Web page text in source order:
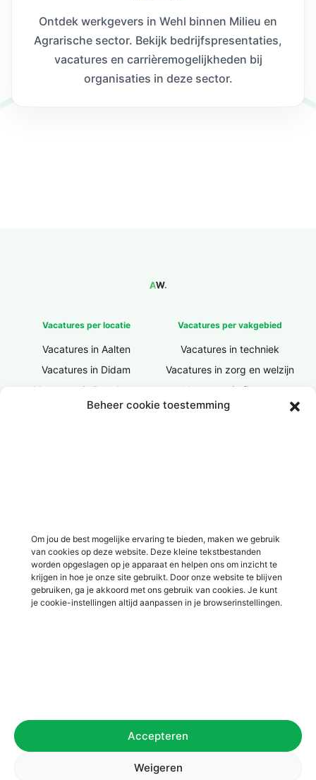
Beheer cookie toestemming
Om jou de best mogelijke ervaring te bieden, maken we gebruik
van cookies op deze website. Deze kleine tekstbestanden
worden opgeslagen op je apparaat en helpen ons om inzicht te
krijgen in hoe je onze site gebruikt. Door onze website te blijven
gebruiken, ga je akkoord met ons gebruik van cookies. Je kunt
je cookie-instellingen altijd aanpassen in je browserinstellingen.
Accepteren
Weigeren
Ontdek werkgevers in Wehl binnen Milieu en
Agrarische sector. Bekijk bedrijfspresentaties,
vacatures en carrièremogelijkheden bij
organisaties in deze sector.
Vacatures per locatie
Vacatures in Aalten
Vacatures in Didam
Vacatures in Doesburg
Vacatures in Doetinchem
Vacatures in Varsseveld
Vacatures in Winterswijk
Vacatures in Zelhem
Vacatures in Zutphen
Vacatures per vakgebied
Vacatures in techniek
Vacatures in zorg en welzijn
Vacatures in finance
Vacatures in ICT / IT
Privacybeleid Algemene voorwaarden